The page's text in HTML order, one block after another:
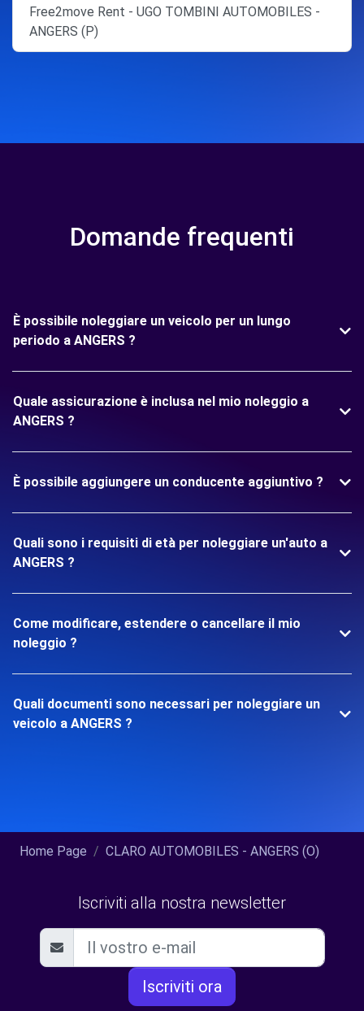
Free2move Rent - UGO TOMBINI AUTOMOBILES -
ANGERS (P)
Domande frequenti
È possibile noleggiare un veicolo per un lungo
periodo a ANGERS ?
Quale assicurazione è inclusa nel mio noleggio a
ANGERS ?
È possibile aggiungere un conducente aggiuntivo ?
Quali sono i requisiti di età per noleggiare un'auto a
ANGERS ?
Come modificare, estendere o cancellare il mio
noleggio ?
Quali documenti sono necessari per noleggiare un
veicolo a ANGERS ?
Home Page CLARO AUTOMOBILES - ANGERS (O)
Iscriviti alla nostra newsletter
Iscriviti ora